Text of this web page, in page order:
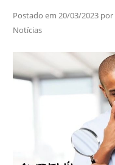
Postado em 20/03/2023por
Notícias